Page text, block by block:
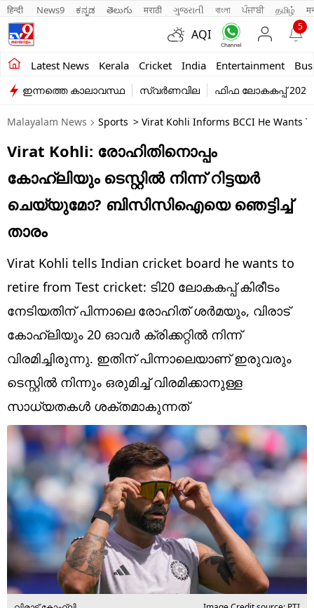
हिन्दी News9 ಕನ್ನಡ తెలుగు मराठी ગુજરાતી বাংলা ਪੰਜਾਬੀ தமிழ்
AQI
5
Latest News Kerala Cricket India Entertainment
Kerala
India
Entertainment
Business
Education
Lifestyle
world
Technology
Religion
Web Story
Photo
Short Videos
ഇന്നത്തെ കാലാവസ്ഥ സ്വർണവില ഫിഫ ലോകകപ്പ് 2026
Malayalam News Sports > Virat Kohli Informs BCCI He Wants
Virat Kohli: രോഹിതിനൊപ്പം
കോഹ്ലിയും ടെസ്റ്റില്‍ നിന്ന് റിട്ടയര്‍
ചെയ്യുമോ? ബിസിസിഐയെ ഞെട്ടിച്ച്
താരം
Virat Kohli tells Indian cricket board he wants to
retire from Test cricket: ടി20 ലോകകപ്പ് കിരീടം
നേടിയതിന് പിന്നാലെ രോഹിത് ശര്‍മയും, വിരാട്
കോഹ്ലിയും 20 ഓവര്‍ ക്രിക്കറ്റില്‍ നിന്ന്
വിരമിച്ചിരുന്നു. ഇതിന് പിന്നാലെയാണ് ഇരുവരും
ടെസ്റ്റില്‍ നിന്നും ഒരുമിച്ച് വിരമിക്കാനുള്ള
സാധ്യതകള്‍ ശക്തമാകുന്നത്